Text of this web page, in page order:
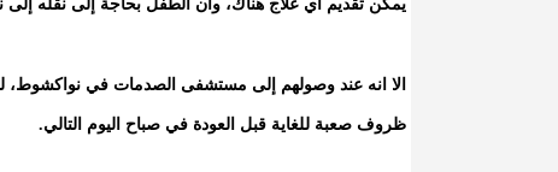
يمكن تقديم أي علاج هناك، وأن الطفل بحاجة إلى نقله
الا انه عند وصولهم إلى مستشفى الصدمات في نواكشوط،
ظروف صعبة للغاية قبل العودة في صباح اليوم التالي.